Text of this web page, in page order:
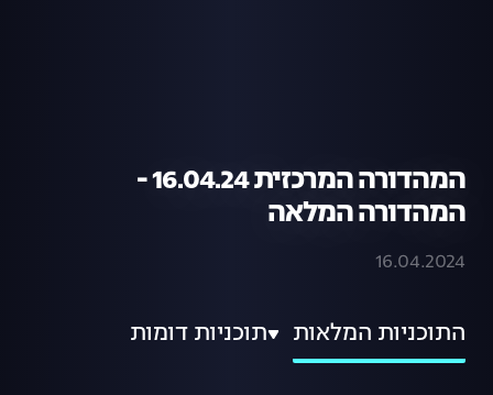
המהדורה המרכזית 16.04.24 -
המהדורה המלאה
16.04.2024
התוכניות המלאות תוכניות דומות